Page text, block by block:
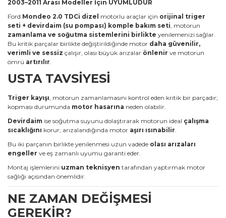
2003–2011 Arası Modeller İçin UYUMLUDUR
Ford Mondeo 2.0 TDCi dizel motorlu araçlar için orijinal triger
seti + devirdaim (su pompası) komple bakım seti, motorun
zamanlama ve soğutma sistemlerini birlikte yenilemenizi sağlar.
Bu kritik parçalar birlikte değiştirildiğinde motor daha güvenilir,
verimli ve sessiz çalışır, olası büyük arızalar önlenir ve motorun
ömrü artırılır.
USTA TAVSİYESİ
Triger kayışı, motorun zamanlamasını kontrol eden kritik bir parçadır;
kopması durumunda motor hasarına neden olabilir.
Devirdaim ise soğutma suyunu dolaştırarak motorun ideal çalışma
sıcaklığını korur; arızalandığında motor aşırı ısınabilir.
Bu iki parçanın birlikte yenilenmesi uzun vadede olası arızaları
engeller ve eş zamanlı uyumu garanti eder.
Montaj işlemlerini uzman teknisyen tarafından yaptırmak motor
sağlığı açısından önemlidir.
NE ZAMAN DEĞİŞMESİ
GEREKİR?